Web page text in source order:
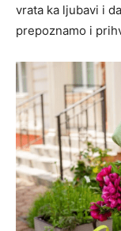
vrata ka ljubavi i
prepoznamo i